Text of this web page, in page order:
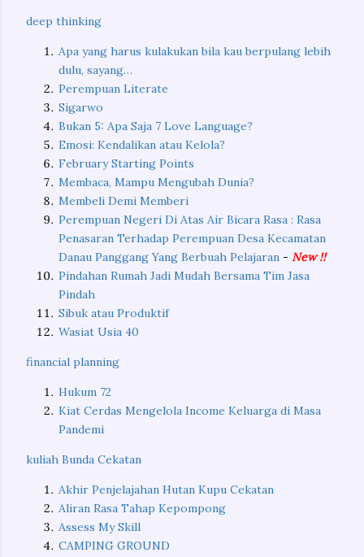
deep thinking
Apa yang harus kulakukan bila kau berpulang lebih
dulu, sayang…
Perempuan Literate
Sigarwo
Bukan 5: Apa Saja 7 Love Language?
Emosi: Kendalikan atau Kelola?
February Starting Points
Membaca, Mampu Mengubah Dunia?
Membeli Demi Memberi
Perempuan Negeri Di Atas Air Bicara Rasa : Rasa
Penasaran Terhadap Perempuan Desa Kecamatan
Danau Panggang Yang Berbuah Pelajaran - New !!
Pindahan Rumah Jadi Mudah Bersama Tim Jasa
Pindah
Sibuk atau Produktif
Wasiat Usia 40
financial planning
Hukum 72
Kiat Cerdas Mengelola Income Keluarga di Masa
Pandemi
kuliah Bunda Cekatan
Akhir Penjelajahan Hutan Kupu Cekatan
Aliran Rasa Tahap Kepompong
Assess My Skill
CAMPING GROUND